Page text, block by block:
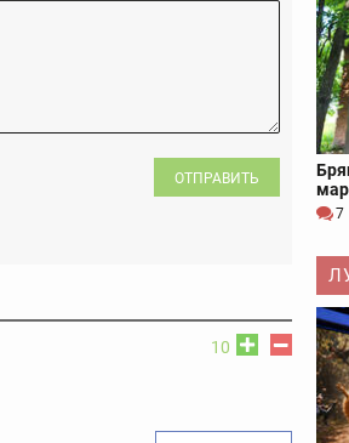
ОТПРАВИТЬ
10
7